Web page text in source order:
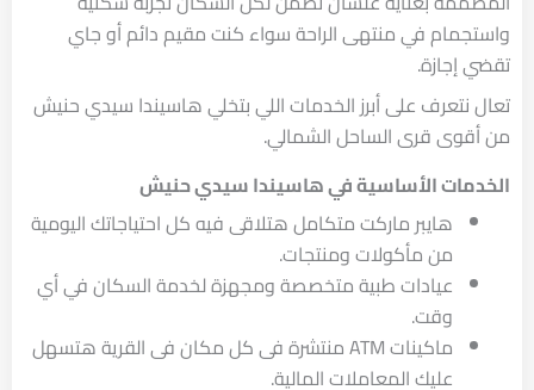
واستجمام في منتهى الراحة سواء كنت مقيم دائم أو جاي
تقضي إجازة.
تعال نتعرف على أبرز الخدمات اللي بتخلي هاسيندا سيدي حنيش
من أقوى قرى الساحل الشمالي.
الخدمات الأساسية في هاسيندا سيدي حنيش
هايبر ماركت متكامل هتلاقى فيه كل احتياجاتك اليومية
من مأكولات ومنتجات.
عيادات طبية متخصصة ومجهزة لخدمة السكان في أي
وقت.
ماكينات ATM منتشرة فى كل مكان فى القرية هتسهل
عليك المعاملات المالية.